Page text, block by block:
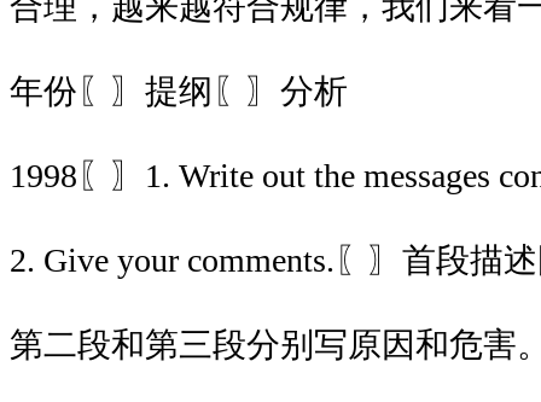
年份〖〗提纲〖〗分析
1998〖〗1. Write out the messages
2. Give your comments.〖〗首段描
第二段和第三段分别写原因和危害